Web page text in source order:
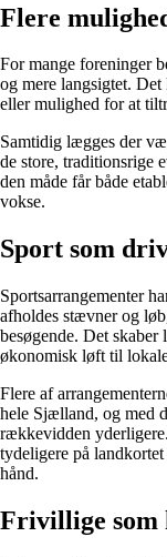
Flere
For mange foreninger
og mere langsigtet.
eller mulighed for at
Samtidig lægges der
de store, traditionsrige
den måde får både
vokse.
Sport som
Sportsarrangementer
afholdes stævner og
besøgende. Det
økonomisk løft til
Flere af
hele Sjælland, og med
rækkevidden
tydeligere på
hånd.
Frivillige som